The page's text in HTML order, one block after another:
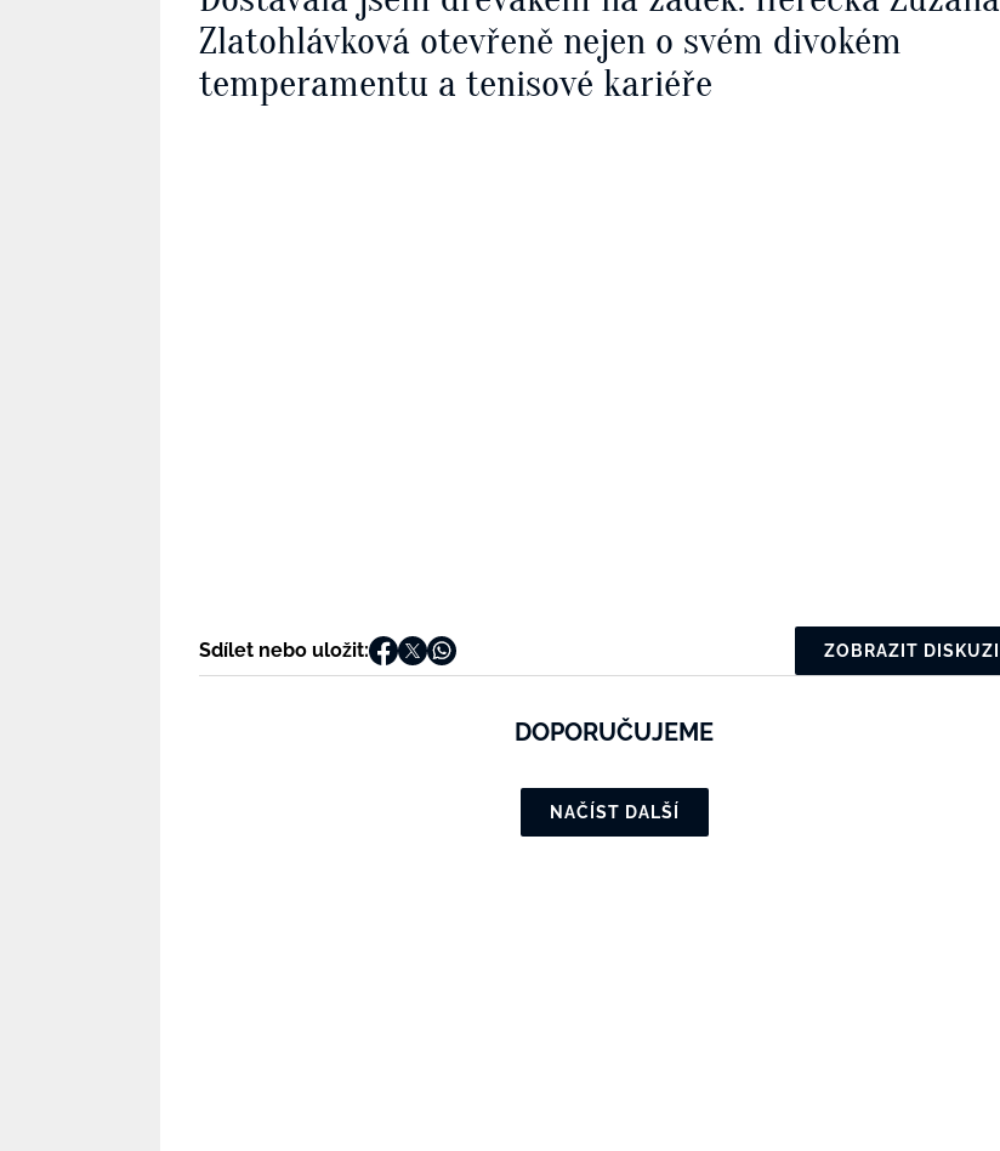
Zlatohlávková otevřeně nejen o svém divokém
temperamentu a tenisové kariéře
Sdílet nebo uložit: ZOBRAZIT DISKUZI
DOPORUČUJEME
NAČÍST DALŠÍ